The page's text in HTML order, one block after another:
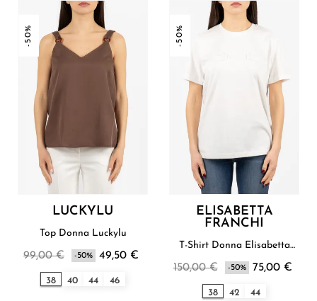
-50%
LUCKYLU
Top Donna Luckylu
99,00 € -50% 49,50 €
38 40 44 46
-50%
ELISABETTA
FRANCHI
T-Shirt Donna Elisabetta
150,00 € -50% 75,00 €
38 42 44